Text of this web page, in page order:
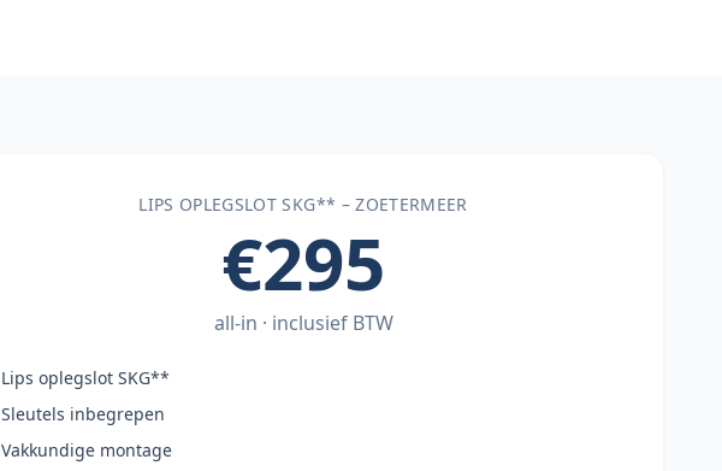
LIPS OPLEGSLOT SKG** –ZOETERMEER
€295
all-in · inclusief BTW
Lips oplegslot SKG**
Sleutels inbegrepen
Vakkundige montage